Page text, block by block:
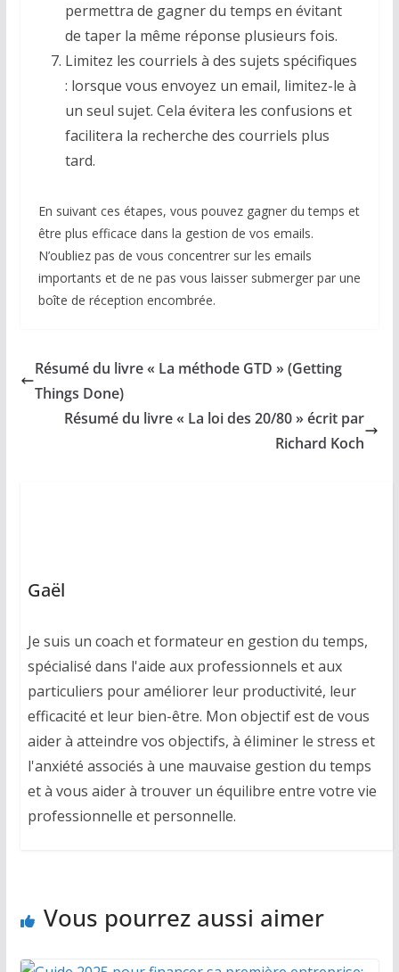
permettra de gagner du temps en évitant
de taper la même réponse plusieurs fois.
Limitez les courriels à des sujets spécifiques
: lorsque vous envoyez un email, limitez-le à
un seul sujet. Cela évitera les confusions et
facilitera la recherche des courriels plus
tard.
En suivant ces étapes, vous pouvez gagner du temps et
être plus efficace dans la gestion de vos emails.
N’oubliez pas de vous concentrer sur les emails
importants et de ne pas vous laisser submerger par une
boîte de réception encombrée.
Résumé du livre « La méthode GTD » (Getting
Things Done)
Résumé du livre « La loi des 20/80 » écrit par
Richard Koch
Gaël
Je suis un coach et formateur en gestion du temps,
spécialisé dans l'aide aux professionnels et aux
particuliers pour améliorer leur productivité, leur
efficacité et leur bien-être. Mon objectif est de vous
aider à atteindre vos objectifs, à éliminer le stress et
l'anxiété associés à une mauvaise gestion du temps
et à vous aider à trouver un équilibre entre votre vie
professionnelle et personnelle.
Vous pourrez aussi aimer